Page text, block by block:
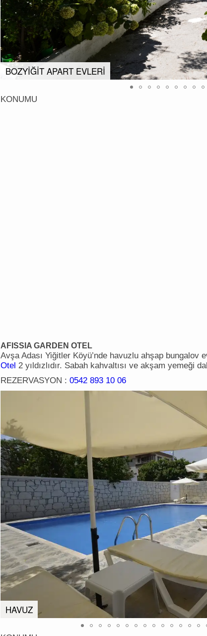
BOZYİĞİT APART EVLERİ
KONUMU
AFISSIA GARDEN OTEL
Avşa Adası Yiğitler Köyü’nde havuzlu ahşap bungalov
Otel 2 yıldızlıdır. Sabah kahvaltısı ve akşam yemeği
REZERVASYON : 0542 893 10 06
HAVUZ